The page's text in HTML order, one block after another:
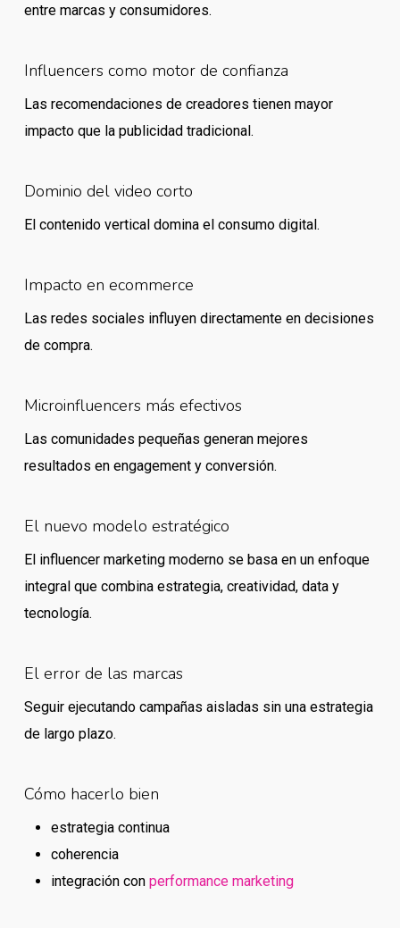
entre marcas y consumidores.
Influencers como motor de confianza
Las recomendaciones de creadores tienen mayor
impacto que la publicidad tradicional.
Dominio del video corto
El contenido vertical domina el consumo digital.
Impacto en ecommerce
Las redes sociales influyen directamente en decisiones
de compra.
Microinfluencers más efectivos
Las comunidades pequeñas generan mejores
resultados en engagement y conversión.
El nuevo modelo estratégico
El influencer marketing moderno se basa en un enfoque
integral que combina estrategia, creatividad, data y
tecnología.
El error de las marcas
Seguir ejecutando campañas aisladas sin una estrategia
de largo plazo.
Cómo hacerlo bien
estrategia continua
coherencia
integración con performance marketing